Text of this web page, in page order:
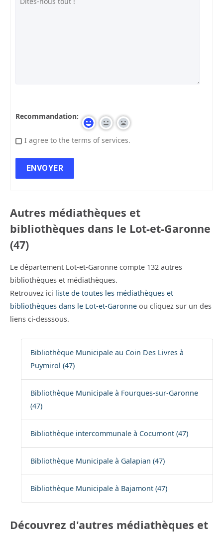
Recommandation:
I agree to the terms of services.
Autres médiathèques et
bibliothèques dans le Lot-et-Garonne
(47)
Le département Lot-et-Garonne compte 132 autres
bibliothèques et médiathèques.
Retrouvez ici liste de toutes les médiathèques et
bibliothèques dans le Lot-et-Garonne ou cliquez sur un des
liens ci-desssous.
Bibliothèque Municipale au Coin Des Livres à
Puymirol (47)
Bibliothèque Municipale à Fourques-sur-Garonne
(47)
Bibliothèque intercommunale à Cocumont (47)
Bibliothèque Municipale à Galapian (47)
Bibliothèque Municipale à Bajamont (47)
Découvrez d'autres médiathèques et